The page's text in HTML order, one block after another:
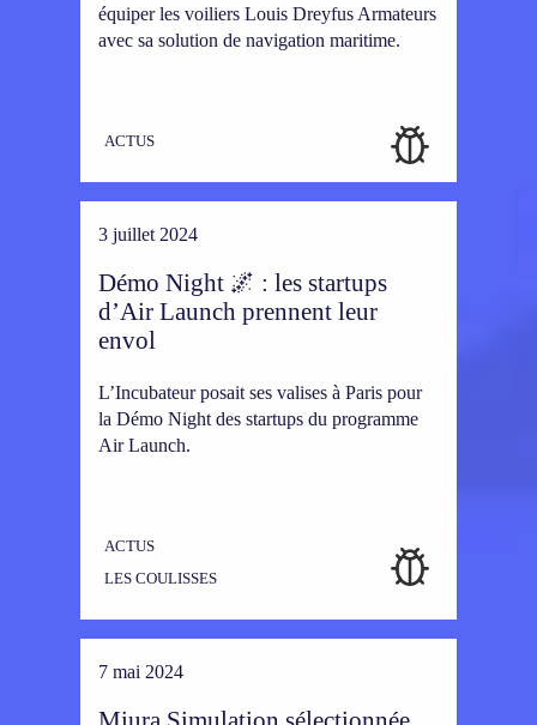
équiper les voiliers Louis Dreyfus Armateurs
avec sa solution de navigation maritime.
ACTUS
3 juillet 2024
Démo Night 🌌 : les startups
d’Air Launch prennent leur
envol
L’Incubateur posait ses valises à Paris pour
la Démo Night des startups du programme
Air Launch.
ACTUS
LES COULISSES
7 mai 2024